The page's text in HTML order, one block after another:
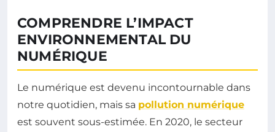
COMPRENDRE L’IMPACT
ENVIRONNEMENTAL DU
NUMÉRIQUE
Le numérique est devenu incontournable dans
notre quotidien, mais sa pollution numérique
est souvent sous-estimée. En 2020, le secteur